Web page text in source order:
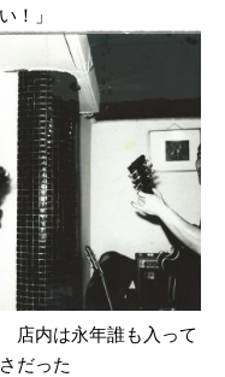
！」
店内は永年誰も入って
だった